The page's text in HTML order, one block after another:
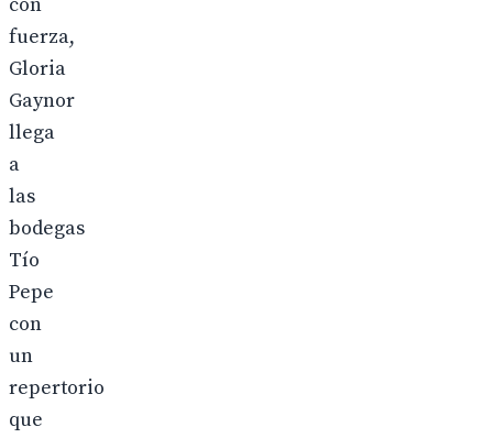
fuerza,
Gloria
Gaynor
llega
a
las
bodegas
Tío
Pepe
con
un
repertorio
que